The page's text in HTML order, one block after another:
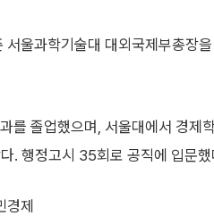
울과학기술대 대외국제부총장을
를 졸업했으며, 서울대에서 경제
. 행정고시 35회로 공직에 입문했
제